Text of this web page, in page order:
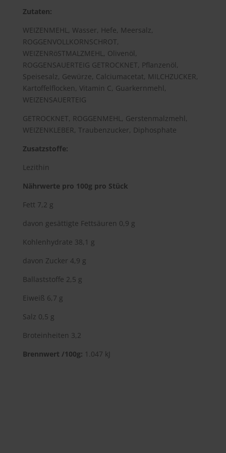
Zutaten:
WEIZENMEHL, Wasser, Hefe, Meersalz,
ROGGENVOLLKORNSCHROT,
WEIZENRöSTMALZMEHL, Olivenöl,
ROGGENSAUERTEIG GETROCKNET, Pflanzenöl,
Speisesalz, Gewürze, Calciumacetat, MILCHZUCKER,
Kartoffelflocken, Vitamin C, Guarkernmehl,
WEIZENSAUERTEIG
GETROCKNET, ROGGENMEHL, Gerstenmalzmehl,
WEIZENKLEBER, Traubenzucker, Diphosphate
Zusatzstoffe:
Lezithin
Nährwerte pro 100g pro Stück
Fett 7,2 g
davon gesättigte Fettsäuren 0,9 g
Kohlenhydrate 38,1 g
davon Zucker 4,9 g
Ballaststoffe 2,5 g
Eiweiß 6,7 g
Salz 0,5 g
Broteinheiten 3,2
Brennwert /100g: 1.047 kJ